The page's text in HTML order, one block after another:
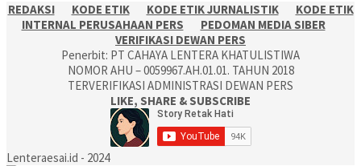
REDAKSI
KODE ETIK KODE ETIK JURNALISTIK
KODE ETIK
INTERNAL PERUSAHAAN PERS
PEDOMAN MEDIA SIBER
VERIFIKASI DEWAN PERS
Penerbit: PT CAHAYA LENTERA KHATULISTIWA
NOMOR AHU – 0059967.AH.01.01. TAHUN 2018
TERVERIFIKASI ADMINISTRASI DEWAN PERS
LIKE, SHARE & SUBSCRIBE
Lenteraesai.id - 2024